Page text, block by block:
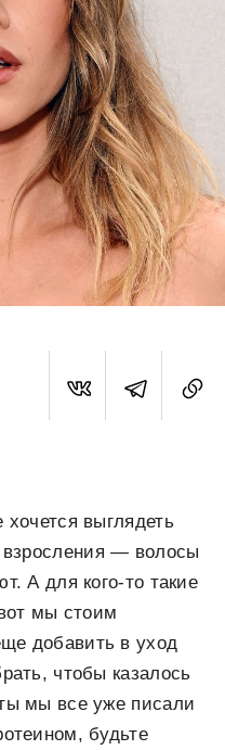
выглядеть
— волосы
А для кого-то такие
мы стоим
добавить в уход
чтобы казалось
мы все уже писали
будьте